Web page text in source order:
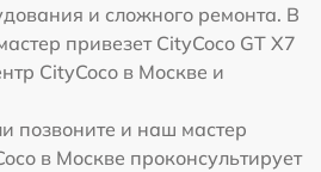
и сложного ремонта. В
привезет CityCoco GT X7
CityCoco в Москве и
позвоните и наш мастер
в Москве проконсультирует